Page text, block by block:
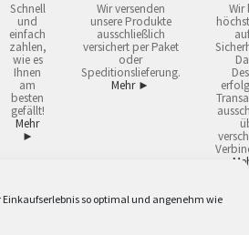
Einkaufserlebnis so optimal und angenehm wie
Schnell
und
einfach
zahlen,
wie es
Ihnen
am
besten
gefällt!
Mehr
►
Wir versenden
unsere Produkte
ausschließlich
versichert per Paket
oder
Speditionslieferung.
Mehr ►
Wir
24.